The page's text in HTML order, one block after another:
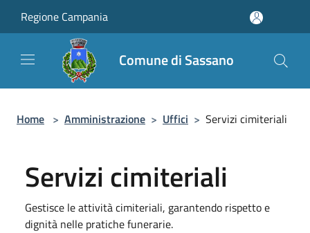
Regione Campania
Comune di Sassano
Home > Amministrazione > Uffici > Servizi cimiteriali
Servizi cimiteriali
Gestisce le attività cimiteriali, garantendo rispetto e
dignità nelle pratiche funerarie.